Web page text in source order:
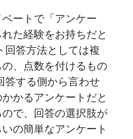
ートで「アンケー
た経験をお持ちだと
回答方法としては複
、点数を付けるもの
答する側から言わせ
かるアンケートだと
で、回答の選択肢が
の簡単なアンケート